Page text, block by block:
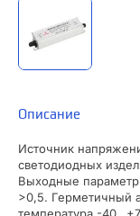
Описание
Источник
светодиодных
Выходные
>0,5. Герметичный